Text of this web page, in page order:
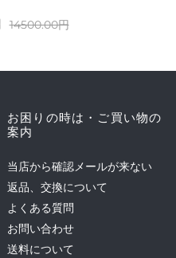
14500.00円
お困りの時は・ご買い物の
案内
当店から確認メールが来ない
返品、交換について
よくある質問
お問い合わせ
送料について